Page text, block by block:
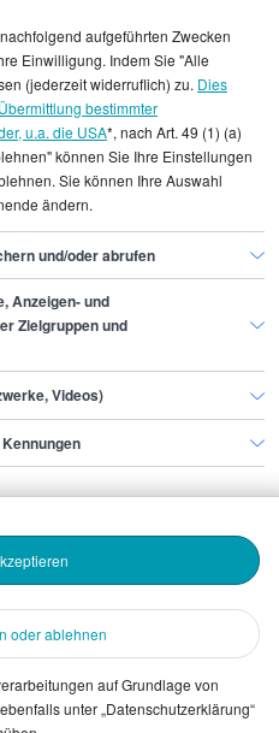
StepStone. Es sind
Angaben können nicht
zugeordnet werden.
Testanalyst/in
© 2026
aufgeführten Zwecken
Einwilligung. Indem Sie "Alle
(jederzeit widerruflich) zu. Dies
bestimmter
u.a. die USA*, nach Art. 49 (1) (a)
können Sie Ihre Einstellungen
Sie können Ihre Auswahl
ändern.
und/oder abrufen
Anzeigen- und
Zielgruppen und
Videos)
oder ablehnen
auf Grundlage von
unter „Datenschutzerklärung“